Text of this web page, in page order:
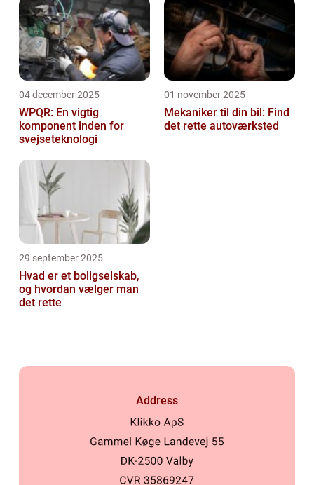
04 december 2025
WPQR: En vigtig
komponent inden for
svejseteknologi
01 november 2025
Mekaniker til din bil: Find
det rette autoværksted
29 september 2025
Hvad er et boligselskab,
og hvordan vælger man
det rette
Address